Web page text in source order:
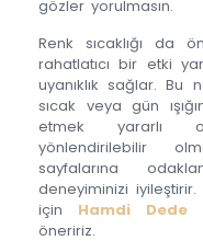
gözler yorulmasın.
Renk sıcaklığı da
rahatlatıcı bir etki
uyanıklık sağlar. Bu
sıcak veya gün
etmek yararlı
yönlendirilebilir
sayfalarına
deneyiminizi
için Hamdi Dede
öneririz.